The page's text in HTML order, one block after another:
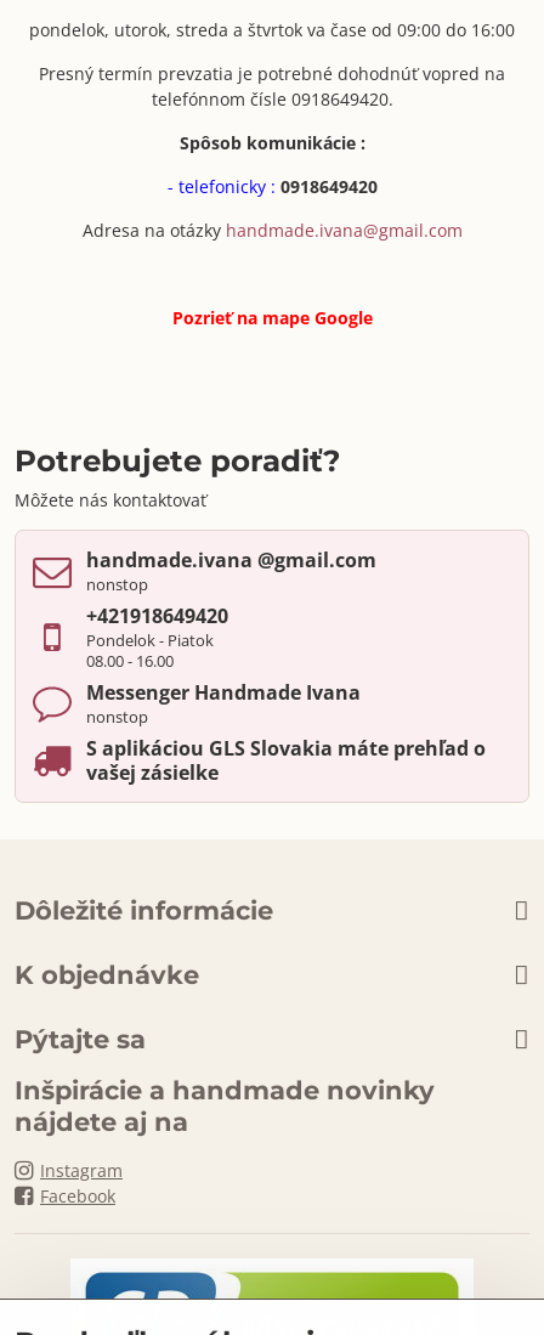
pondelok, utorok, streda a štvrtok va čase od 09:00 do 16:00
Presný termín prevzatia je potrebné dohodnúť vopred na
telefónnom čísle 0918649420.
Spôsob komunikácie :
- telefonicky : 0918649420
Adresa na otázky handmade.ivana@gmail.com
Pozrieť na mapeGoogle
Potrebujete poradiť?
Môžete nás kontaktovať
handmade​.ivana ​@gmail​.com
nonstop
+421918649420
Pondelok - Piatok
08.00 - 16.00
Messenger Handmade Ivana
nonstop
S aplikáciou GLS Slovakia máte prehľad o
vašej zásielke
Dôležité informácie
K objednávke
Pýtajte sa
Inšpirácie a handmade novinky
nájdete aj na
Instagram
Facebook